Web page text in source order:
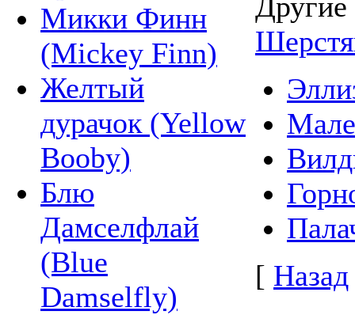
Микки Финн
(Mickey Finn)
Желтый
дурачок (Yellow
Booby)
Блю
Дамселфлай
(Blue
Damselfly)
[ Назад